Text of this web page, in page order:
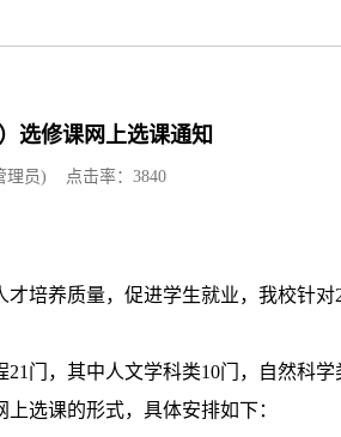
选修课网上选课通知
理员) 点击率： 3840
培养质量，促进学生就业，我校针对
门，其中人文学科类10门，自然科
选课的形式，具体安排如下：